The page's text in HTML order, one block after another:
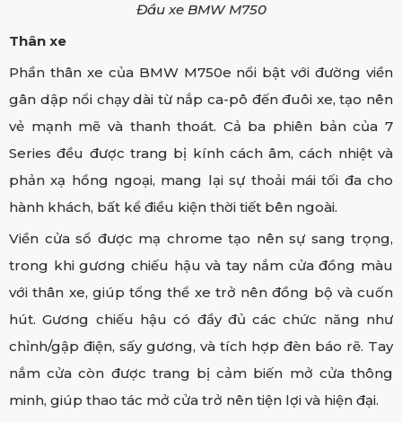
Đầu xe BMW M750
Thân xe
Phần thân xe của BMW M750e nổi bật với đường viền
gân dập nổi chạy dài từ nắp ca-pô đến đuôi xe, tạo nên
vẻ mạnh mẽ và thanh thoát. Cả ba phiên bản của 7
Series đều được trang bị kính cách âm, cách nhiệt và
phản xạ hồng ngoại, mang lại sự thoải mái tối đa cho
hành khách, bất kể điều kiện thời tiết bên ngoài.
Viền cửa sổ được mạ chrome tạo nên sự sang trọng,
trong khi gương chiếu hậu và tay nắm cửa đồng màu
với thân xe, giúp tổng thể xe trở nên đồng bộ và cuốn
hút. Gương chiếu hậu có đầy đủ các chức năng như
chỉnh/gập điện, sấy gương, và tích hợp đèn báo rẽ. Tay
nắm cửa còn được trang bị cảm biến mở cửa thông
minh, giúp thao tác mở cửa trở nên tiện lợi và hiện đại.